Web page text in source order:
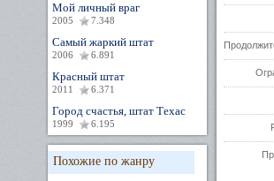
Мой личный враг
2005 7.348
Самый жаркий штат
2006 6.891
Красный штат
2011 6.371
Город счастья, штат Техас
1999 6.195
Похожие по жанру